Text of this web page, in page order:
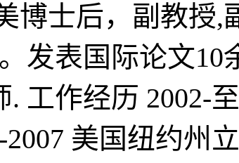
博士后，副教授,
发表国际论文10
工作经历 2002-
美国纽约州